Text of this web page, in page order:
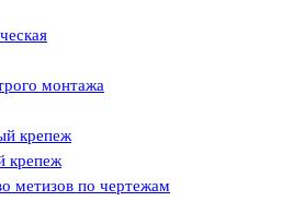
монтажа
крепеж
крепеж
метизов по чертежам